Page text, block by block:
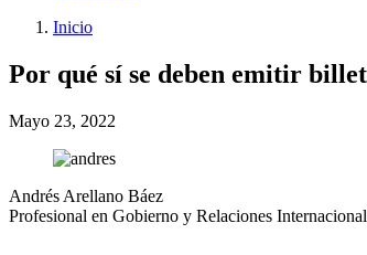
de
ayuda
navegación
are
Inicio
Por qué sí se deben emitir
Mayo 23, 2022
Andrés Arellano Báez
Profesional en Gobierno y Relaciones